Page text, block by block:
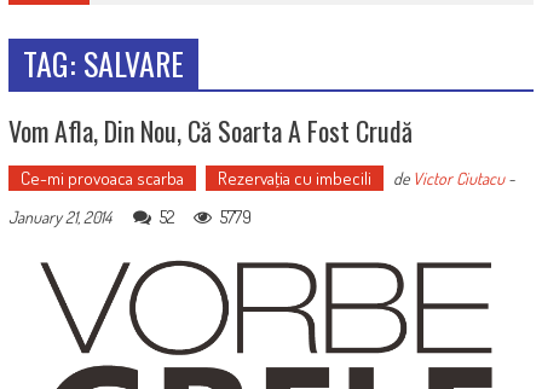
TAG: SALVARE
Vom Afla, Din Nou, Că Soarta A Fost Crudă
Ce-mi provoaca scarba Rezervaţia cu imbecili de Victor Ciutacu-
January 21, 2014
52 5779